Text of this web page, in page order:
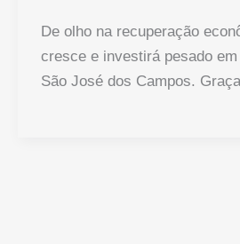
De olho na recuperação
cresce e investirá pesado
São José dos Campos.